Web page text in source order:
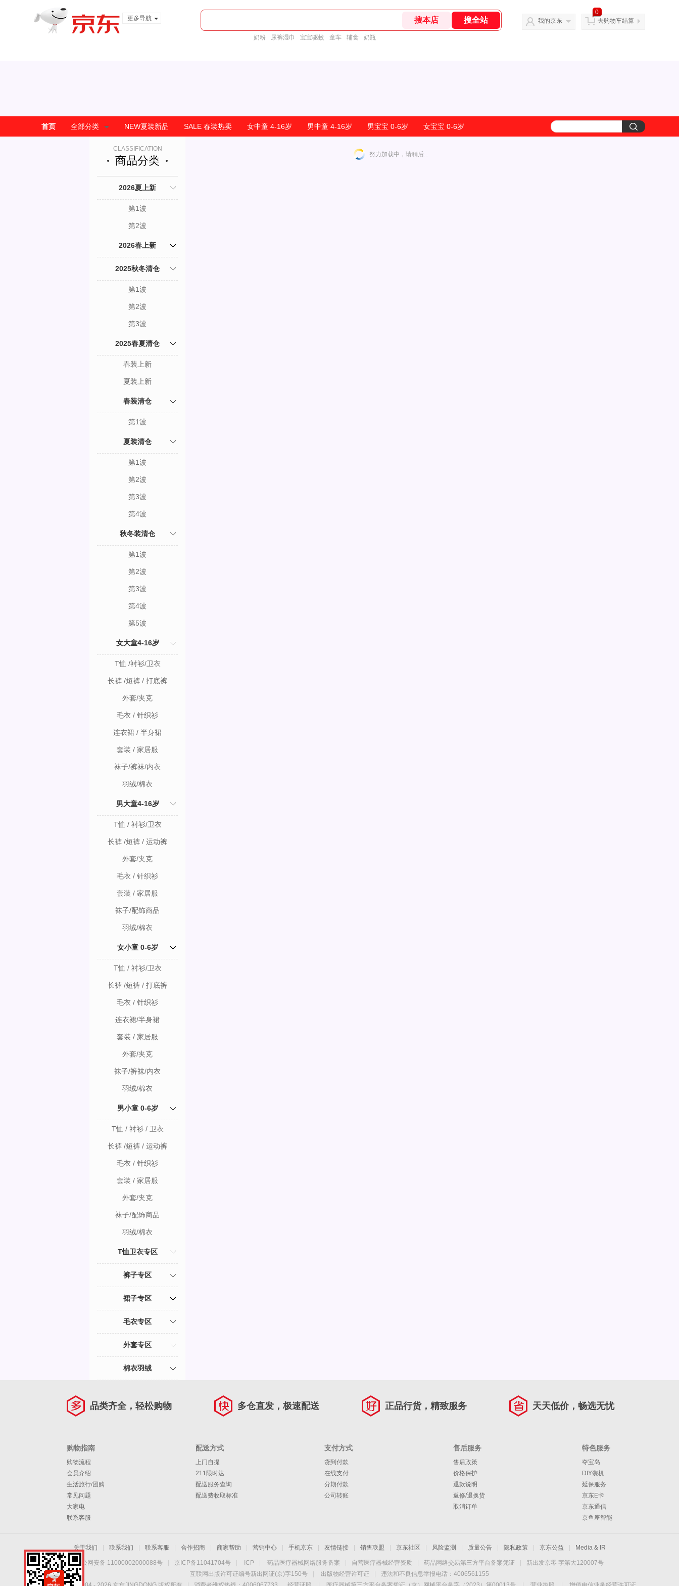
更多导航
奶粉 尿裤湿巾 宝宝驱蚊 童车 辅食 奶瓶
我的京东
0
去购物车结算
首页 全部分类 NEW夏装新品 SALE 春装热卖 女中童 4-16岁 男中童 4-16岁 男宝宝 0-6岁 女宝宝 0-6岁
CLASSIFICATION
商品分类
2026夏上新
第1波
第2波
2026春上新
2025秋冬清仓
第1波
第2波
第3波
2025春夏清仓
春装上新
夏装上新
春装清仓
第1波
夏装清仓
第1波
第2波
第3波
第4波
秋冬装清仓
第1波
第2波
第3波
第4波
第5波
女大童4-16岁
T恤 /衬衫/卫衣
长裤 /短裤 / 打底裤
外套/夹克
毛衣 / 针织衫
连衣裙 / 半身裙
套装 / 家居服
袜子/裤袜/内衣
羽绒/棉衣
男大童4-16岁
T恤 / 衬衫/卫衣
长裤 /短裤 / 运动裤
外套/夹克
毛衣 / 针织衫
套装 / 家居服
袜子/配饰商品
羽绒/棉衣
女小童 0-6岁
T恤 / 衬衫/卫衣
长裤 /短裤 / 打底裤
毛衣 / 针织衫
连衣裙/半身裙
套装 / 家居服
外套/夹克
袜子/裤袜/内衣
羽绒/棉衣
男小童 0-6岁
T恤 / 衬衫 / 卫衣
长裤 /短裤 / 运动裤
毛衣 / 针织衫
套装 / 家居服
外套/夹克
袜子/配饰商品
羽绒/棉衣
T恤卫衣专区
裤子专区
裙子专区
毛衣专区
外套专区
棉衣羽绒
努力加载中，请稍后...
品类齐全，轻松购物 多仓直发，极速配送 正品行货，精致服务 天天低价，畅选无忧
购物指南
购物流程
会员介绍
生活旅行/团购
常见问题
大家电
联系客服
配送方式
上门自提
211限时达
配送服务查询
配送费收取标准
支付方式
货到付款
在线支付
分期付款
公司转账
售后服务
售后政策
价格保护
退款说明
返修/退换货
取消订单
特色服务
夺宝岛
DIY装机
延保服务
京东E卡
京东通信
京鱼座智能
关于我们 联系我们 联系客服 合作招商 商家帮助 营销中心 手机京东 友情链接 销售联盟 京东社区 风险监测 质量公告 隐私政策 京东公益 Media & IR
京公网安备 11000002000088号 京ICP备11041704号 ICP 药品医疗器械网络服务备案 自营医疗器械经营资质 药品网络交易第三方平台备案凭证
新出发京零 字第大120007号
互联网出版许可证编号新出网证(京)字150号
出版物经营许可证
违法和不良信息举报电话：4006561155